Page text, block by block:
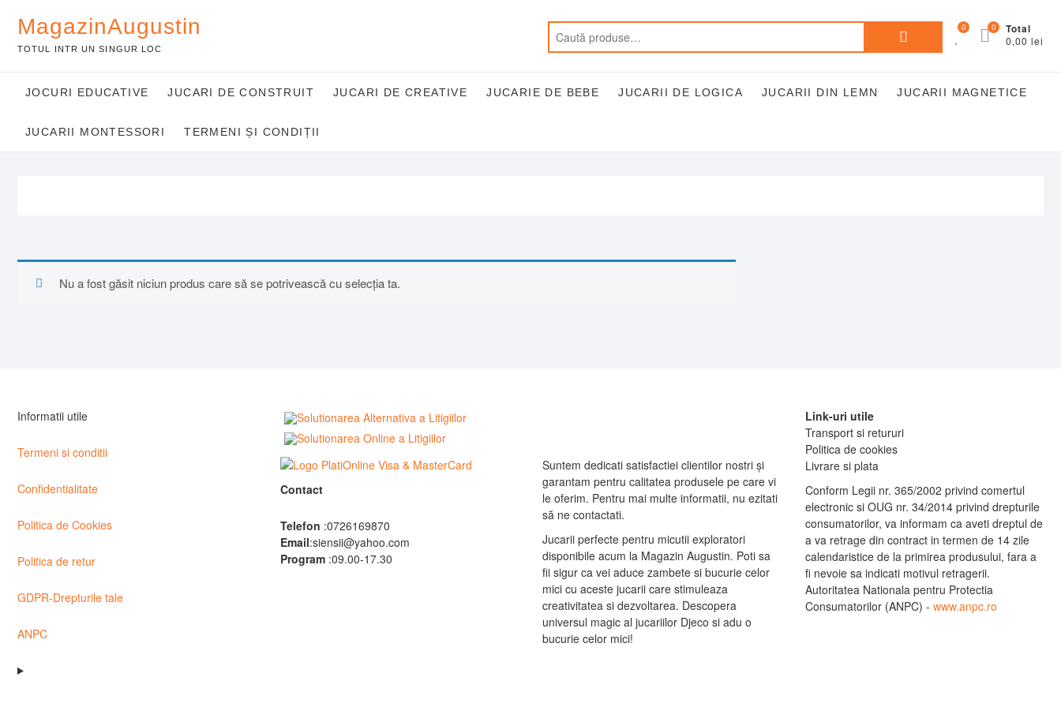
content
MagazinAugustin
TOTUL INTR UN SINGUR LOC
0 Total
0,00 lei
0
JOCURI EDUCATIVE JUCARI DE CONSTRUIT JUCARI DE CREATIVE JUCARIE DE BEBE JUCARII DE LOGICA JUCARII DIN LEMN JUCARII MAGNETICE
JUCARII MONTESSORI TERMENI ȘI CONDIȚII
Nu a fost găsit niciun produs care să se potrivească cu selecția ta.
Informatii utile
Termeni si conditii
Confidentialitate
Politica de Cookies
Politica de retur
GDPR-Drepturile tale
ANPC
Contact
Telefon :0726169870
Email:siensii@yahoo.com
Program:09.00-17.30
Suntem dedicati satisfactiei clientilor nostri și
garantam pentru calitatea produsele pe care vi
le oferim. Pentru mai multe informatii, nu ezitati
să ne contactati.
Jucarii perfecte pentru micutii exploratori
disponibile acum la Magazin Augustin. Poti sa
fii sigur ca vei aduce zambete si bucurie celor
mici cu aceste jucarii care stimuleaza
creativitatea si dezvoltarea. Descopera
universul magic al jucariilor Djeco si adu o
bucurie celor mici!
Link-uri utile
Transport si retururi
Politica de cookies
Livrare si plata
Conform Legii nr. 365/2002 privind comertul
electronic si OUG nr. 34/2014 privind drepturile
consumatorilor, va informam ca aveti dreptul de
a va retrage din contract in termen de 14 zile
calendaristice de la primirea produsului, fara a
fi nevoie sa indicati motivul retragerii.
Autoritatea Nationala pentru Protectia
Consumatorilor (ANPC) - www.anpc.ro